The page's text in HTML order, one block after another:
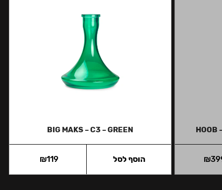
HOOB
₪
BIG MAKS – C3 – GREEN
₪119 הוסף לסל